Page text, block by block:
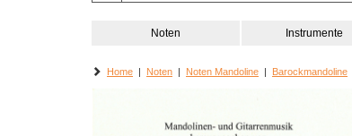
Noten Instrumente
Home | Noten | Noten Mandoline | Barockmandoline